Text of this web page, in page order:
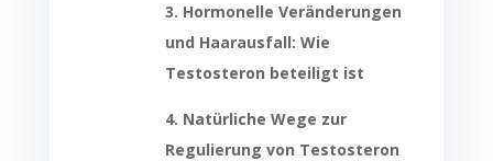
3. Hormonelle Veränderungen
und Haarausfall: Wie
Testosteron beteiligt ist
4. Natürliche Wege zur
Regulierung von Testosteron